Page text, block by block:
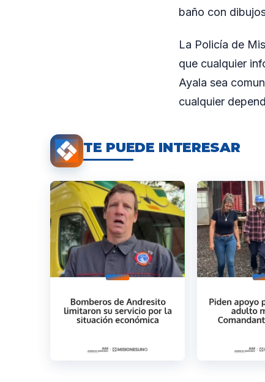
baño con
La Policía de
que cualquier
Ayala sea
cualquier
TE PUEDE INTERESAR